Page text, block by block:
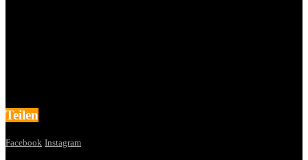
Teilen
Facebook Instagram